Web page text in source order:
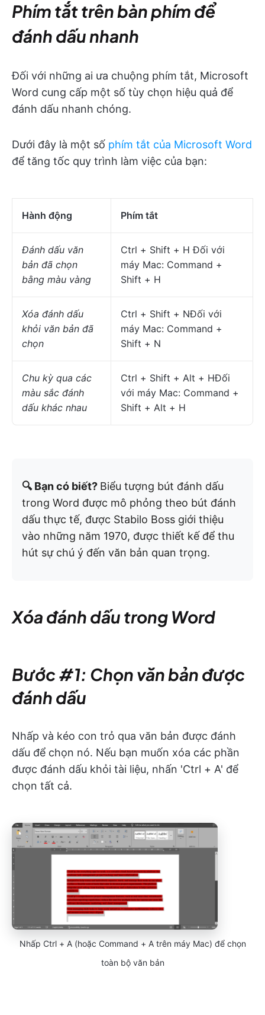
Phím tắt trên bàn phím để
đánh dấu nhanh
Đối với những ai ưa chuộng phím tắt, Microsoft
Word cung cấp một số tùy chọn hiệu quả để
đánh dấu nhanh chóng.
Dưới đây là một số phím tắt của Microsoft Word
để tăng tốc quy trình làm việc của bạn:
Hành động Phím tắt
Đánh dấu văn
bản đã chọn
bằng màu vàng
Ctrl + Shift + H Đối với
máy Mac: Command +
Shift + H
Xóa đánh dấu
khỏi văn bản đã
chọn
Ctrl + Shift + NĐối với
máy Mac: Command +
Shift + N
Chu kỳ qua các
màu sắc đánh
dấu khác nhau
Ctrl + Shift + Alt + HĐối
với máy Mac: Command +
Shift + Alt + H
🔍 Bạn có biết? Biểu tượng bút đánh dấu
trong Word được mô phỏng theo bút đánh
dấu thực tế, được Stabilo Boss giới thiệu
vào những năm 1970, được thiết kế để thu
hút sự chú ý đến văn bản quan trọng.
Xóa đánh dấu trong Word
Bước #1: Chọn văn bản được
đánh dấu
Nhấp và kéo con trỏ qua văn bản được đánh
dấu để chọn nó. Nếu bạn muốn xóa các phần
được đánh dấu khỏi tài liệu, nhấn 'Ctrl + A' để
chọn tất cả.
Nhấp Ctrl + A (hoặc Command + A trên máy Mac) để chọn
toàn bộ văn bản